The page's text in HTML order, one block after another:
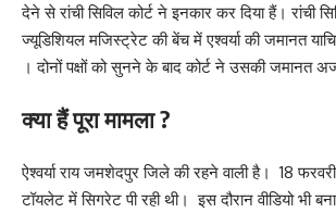
देने से रांची सिविल कोर्ट ने इनकार कर दिया हैं। रांची
ज्यूडिशियल मजिस्ट्रेट की बेंच में एश्वर्या की जमानत
। दोनों पक्षों को सुनने के बाद कोर्ट ने उसकी जमानत
क्या हैं पूरा मामला ?
ऐश्वर्या राय जमशेदपुर जिले की रहने वाली है। 18
टॉयलेट में सिगरेट पी रही थी। इस दौरान वीडियो भी